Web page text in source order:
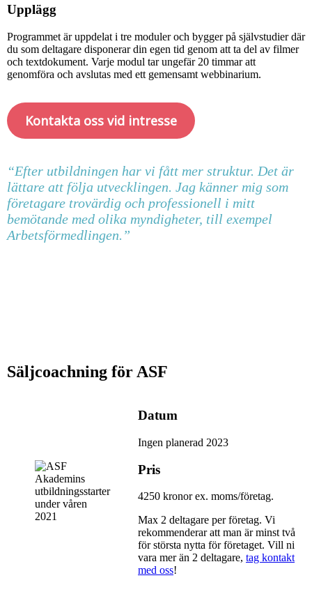
Upplägg
Programmet är uppdelat i tre moduler och bygger på självstudier där
du som deltagare disponerar din egen tid genom att ta del av filmer
och textdokument. Varje modul tar ungefär 20 timmar att
genomföra och avslutas med ett gemensamt webbinarium.
Kontakta oss vid intresse
“Efter utbildningen har vi fått mer struktur. Det är
lättare att följa utvecklingen. Jag känner mig som
företagare trovärdig och professionell i mitt
bemötande med olika myndigheter, till exempel
Arbetsförmedlingen.”
Säljcoachning för ASF
Datum
Ingen planerad 2023
Pris
4250 kronor ex. moms/företag.
Max 2 deltagare per företag. Vi
rekommenderar att man är minst två
för största nytta för företaget. Vill ni
vara mer än 2 deltagare, tag kontakt
med oss!